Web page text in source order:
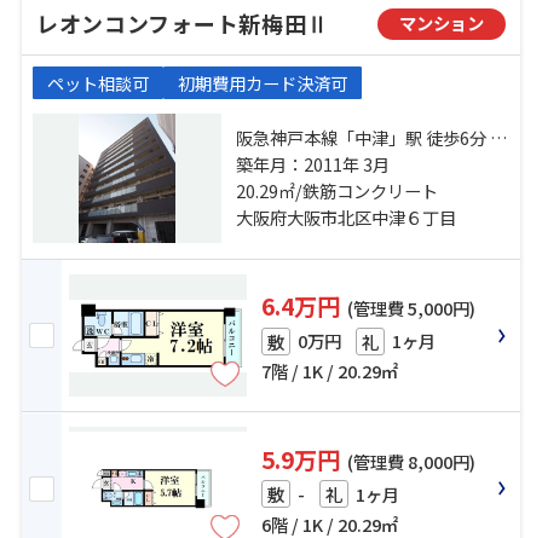
レオンコンフォート新梅田Ⅱ マンション
ペット相談可 初期費用カード決済可
阪急神戸本線「中津」駅 徒歩6分 地
下鉄御堂筋線「中津」駅 徒歩13分
大阪環状線「大阪」駅 徒歩18分
築年月：2011年 3月
20.29㎡/鉄筋コンクリート
大阪府大阪市北区中津６丁目
6.4万円 (管理費 5,000円)
敷 0万円 礼 1ヶ月
7階 / 1K / 20.29㎡
5.9万円 (管理費 8,000円)
敷 - 礼 1ヶ月
6階 / 1K / 20.29㎡